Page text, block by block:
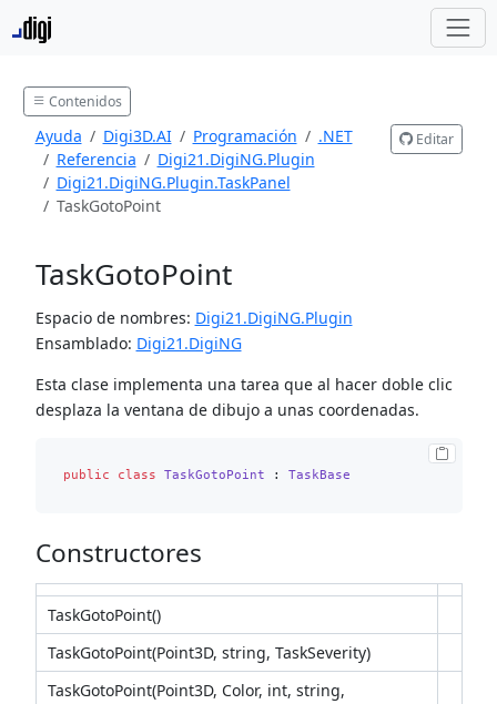
Contenidos
Ayuda Digi3D.AI Programación
.NET
Referencia
Digi21.DigiNG.Plugin
Digi21.DigiNG.Plugin.TaskPanel
TaskGotoPoint
Editar
TaskGotoPoint
Espacio de nombres: Digi21.DigiNG.Plugin
Ensamblado: Digi21.DigiNG
Esta clase implementa una tarea que al hacer doble clic
desplaza la ventana de dibujo a unas coordenadas.
public class TaskGotoPoint : TaskBase
Constructores
TaskGotoPoint()
TaskGotoPoint(Point3D, string, TaskSeverity)
TaskGotoPoint(Point3D, Color, int, string,